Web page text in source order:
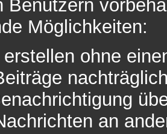
Benutzern
Möglichkeiten:
ohne
an